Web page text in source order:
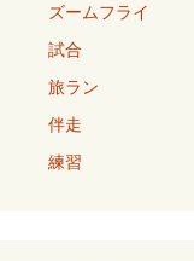
ズームフライ
試合
旅ラン
伴走
練習